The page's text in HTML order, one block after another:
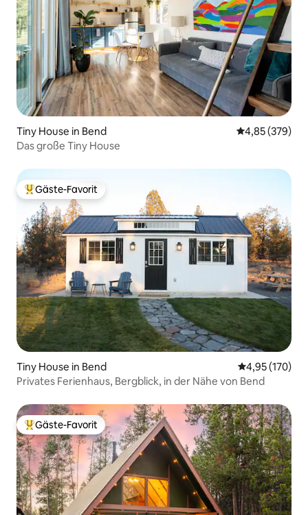
Tiny House in Bend
4,85 (379)
Das große Tiny House
Beliebter Gäste-Favorit.
Gäste-Favorit
Tiny House in Bend
4,95 (170)
Privates Ferienhaus, Bergblick, in der Nähe von Bend
Beliebter Gäste-Favorit.
Gäste-Favorit